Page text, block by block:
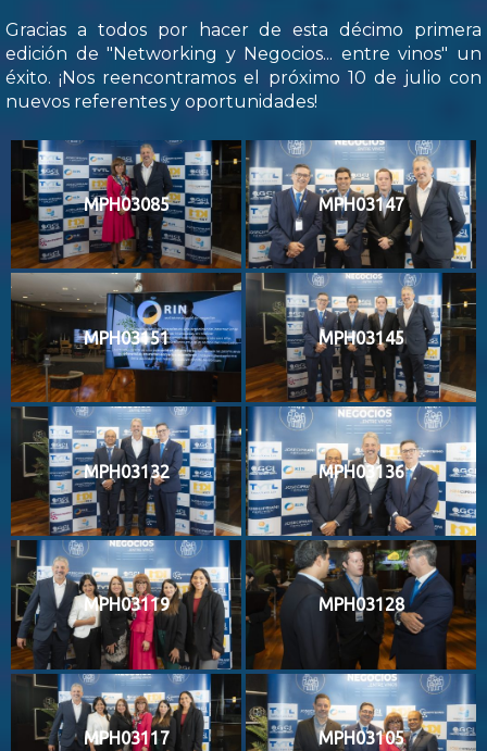
Gracias a todos por hacer de esta décimo primera
edición de "Networking y Negocios... entre vinos" un
éxito. ¡Nos reencontramos el próximo 10 de julio con
nuevos referentes y oportunidades!
MPH03085 MPH03147
MPH03151 MPH03145
MPH03132 MPH03136
MPH03119 MPH03128
MPH03117 MPH03105